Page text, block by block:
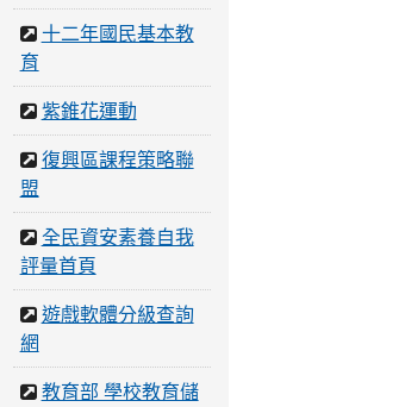
十二年國民基本教
育
紫錐花運動
復興區課程策略聯
盟
全民資安素養自我
評量首頁
遊戲軟體分級查詢
網
教育部 學校教育儲